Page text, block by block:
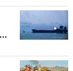
с
и
век и